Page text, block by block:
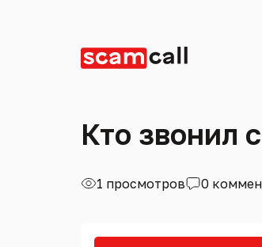
Кто звонил
1 просмотров 0